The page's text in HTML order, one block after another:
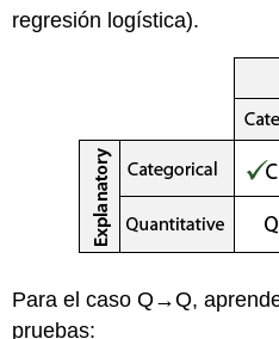
regresión logística).
Para el caso Q→Q,
pruebas: